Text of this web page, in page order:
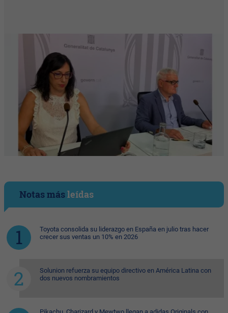
Notas másleídas
Toyota consolida su liderazgo en España en julio tras hacer
crecer sus ventas un 10% en 2026
Solunion refuerza su equipo directivo en América Latina con
dos nuevos nombramientos